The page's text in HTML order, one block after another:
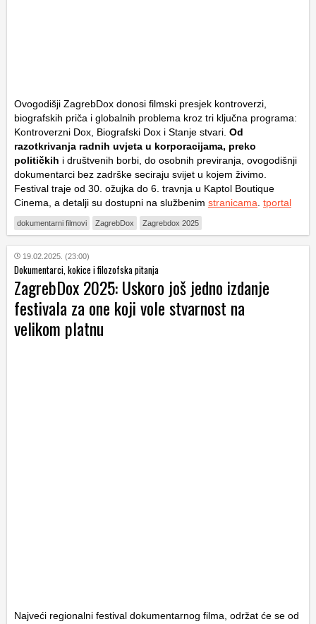
Ovogodišji ZagrebDox donosi filmski presjek kontroverzi,
biografskih priča i globalnih problema kroz tri ključna programa:
Kontroverzni Dox, Biografski Dox i Stanje stvari. Od
razotkrivanja radnih uvjeta u korporacijama, preko
političkih i društvenih borbi, do osobnih previranja, ovogodišnji
dokumentarci bez zadrške seciraju svijet u kojem živimo.
Festival traje od 30. ožujka do 6. travnja u Kaptol Boutique
Cinema, a detalji su dostupni na službenim stranicama. tportal
dokumentarni filmovi ZagrebDox Zagrebdox 2025
19.02.2025. (23:00)
Dokumentarci, kokice i filozofska pitanja
ZagrebDox 2025: Uskoro još jedno izdanje
festivala za one koji vole stvarnost na
velikom platnu
Najveći regionalni festival dokumentarnog filma, održat će se od